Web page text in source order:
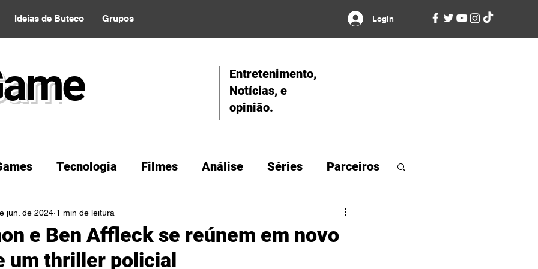
Ideias de Buteco Grupos Login
e
Entretenimento,
Notícias, e
opinião.
Tecnologia Filmes Análise Séries Parceiros
e Ben Affleck se reúnem em novo
um thriller policial
jun. de 2024 1 min de leitura